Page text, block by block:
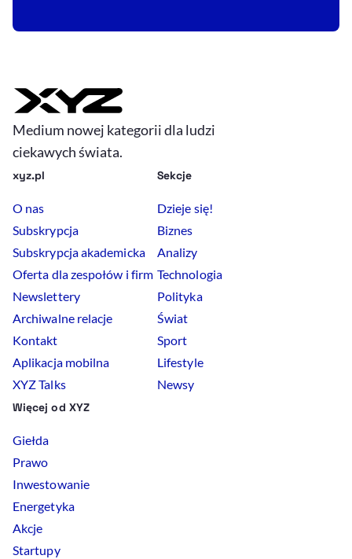
Medium nowej kategorii dla ludzi
ciekawych świata.
xyz.pl
O nas
Subskrypcja
Subskrypcja akademicka
Oferta dla zespołów i firm
Newslettery
Archiwalne relacje
Kontakt
Aplikacja mobilna
XYZ Talks
Sekcje
Dzieje się!
Biznes
Analizy
Technologia
Polityka
Świat
Sport
Lifestyle
Newsy
Więcej od XYZ
Giełda
Prawo
Inwestowanie
Energetyka
Akcje
Startupy